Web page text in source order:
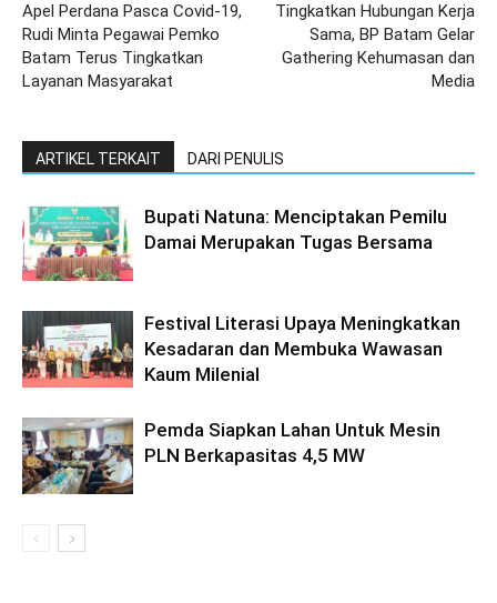
Apel Perdana Pasca Covid-19,
Rudi Minta Pegawai Pemko
Batam Terus Tingkatkan
Layanan Masyarakat
Tingkatkan Hubungan Kerja
Sama, BP Batam Gelar
Gathering Kehumasan dan
Media
ARTIKEL TERKAIT DARI PENULIS
Bupati Natuna: Menciptakan Pemilu
Damai Merupakan Tugas Bersama
Festival Literasi Upaya Meningkatkan
Kesadaran dan Membuka Wawasan
Kaum Milenial
Pemda Siapkan Lahan Untuk Mesin
PLN Berkapasitas 4,5 MW